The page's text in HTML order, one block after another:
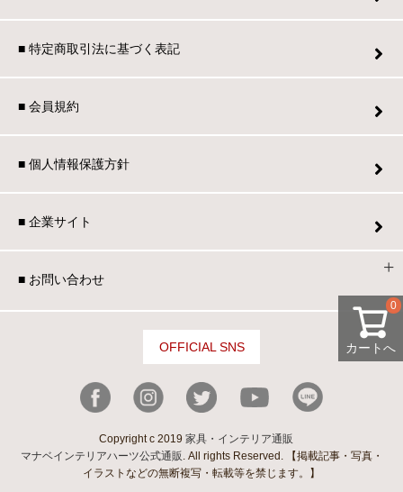
インテリア雑貨
ガーデン
カートへ
0
■ 特定商取引法に基づく表記
■ 会員規約
■ 個人情報保護方針
■ 企業サイト
■ お問い合わせ
OFFICIAL SNS
Copyright c 2019 家具・インテリア通販
マナベインテリアハーツ公式通販 . All rights Reserved. 【掲載記事・写真・
イラストなどの無断複写・転載等を禁じます。】